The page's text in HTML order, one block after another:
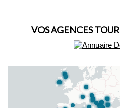
VOS AGENCES